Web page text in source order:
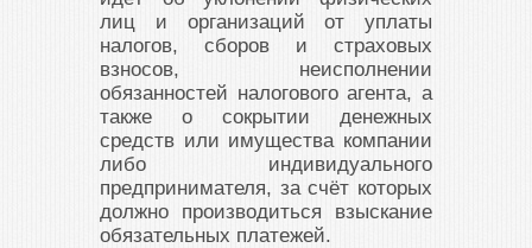
лиц и организаций от уплаты
налогов, сборов и страховых
взносов, неисполнении
обязанностей налогового агента, а
также о сокрытии денежных
средств или имущества компании
либо индивидуального
предпринимателя, за счёт которых
должно производиться взыскание
обязательных платежей.